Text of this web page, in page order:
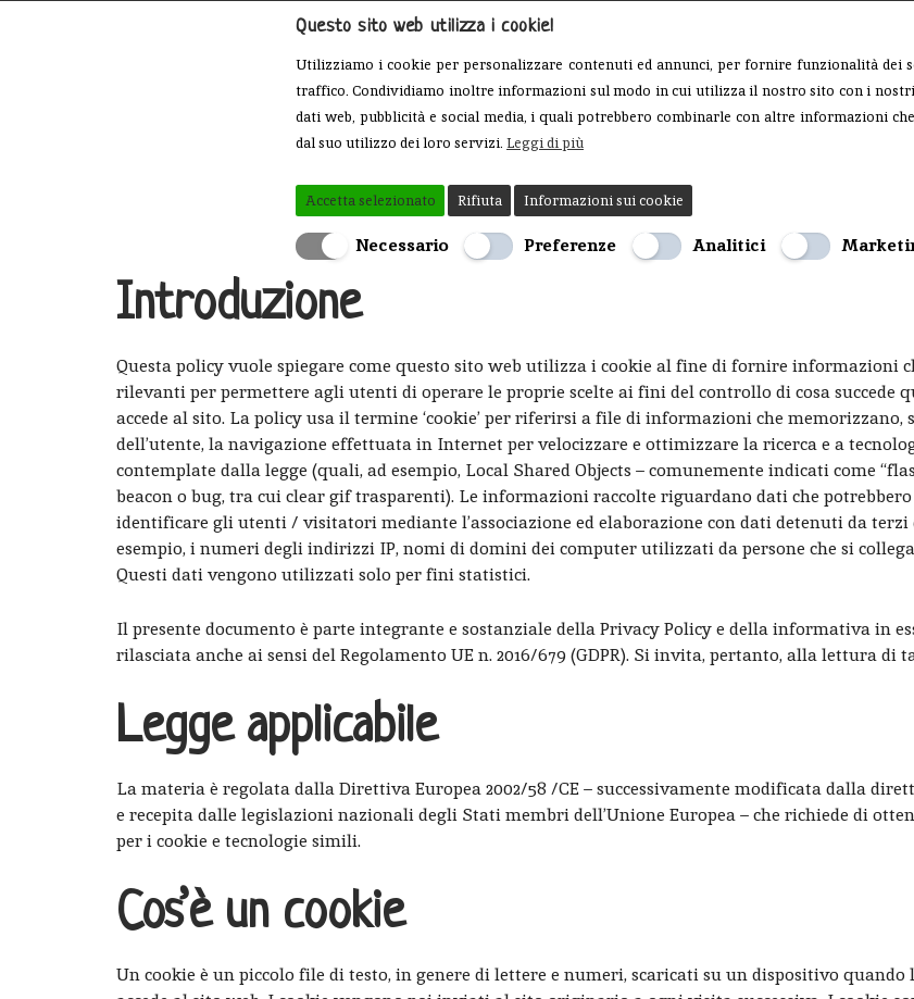
Home Menu Chi Siamo Cosa Offriamo Galleria
I cookie che utilizziamo
Introduzione
Questa policy vuole spiegare come questo sito web utilizza i cookie al fine di fornire informazioni
rilevanti per permettere agli utenti di operare le proprie scelte ai fini del controllo di cosa succede
accede al sito. La policy usa il termine ‘cookie’ per riferirsi a file di informazioni che memorizzano,
dell’utente, la navigazione effettuata in Internet per velocizzare e ottimizzare la ricerca e a
contemplate dalla legge (quali, ad esempio, Local Shared Objects – comunemente indicati come
beacon o bug, tra cui clear gif trasparenti). Le informazioni raccolte riguardano dati che
identificare gli utenti / visitatori mediante l’associazione ed elaborazione con dati detenuti da terzi
esempio, i numeri degli indirizzi IP, nomi di domini dei computer utilizzati da persone che si
Questi dati vengono utilizzati solo per fini statistici.
Il presente documento è parte integrante e sostanziale della Privacy Policy e della informativa in
rilasciata anche ai sensi del Regolamento UE n. 2016/679 (GDPR). Si invita, pertanto, alla lettura di
Legge applicabile
La materia è regolata dalla Direttiva Europea 2002/58 /CE – successivamente modificata dalla
e recepita dalle legislazioni nazionali degli Stati membri dell’Unione Europea – che richiede di
per i cookie e tecnologie simili.
Cos’è un cookie
Un cookie è un piccolo file di testo, in genere di lettere e numeri, scaricati su un dispositivo quando
Questo sito web utilizza i cookie!
Utilizziamo i cookie per personalizzare contenuti ed annunci, per fornire funzionalità dei
traffico. Condividiamo inoltre informazioni sul modo in cui utilizza il nostro sito con i
dati web, pubblicità e social media, i quali potrebbero combinarle con altre informazioni
dal suo utilizzo dei loro servizi. Leggi di più
Accetta selezionato Rifiuta Informazioni sui cookie
Necessario Preferenze Analitici